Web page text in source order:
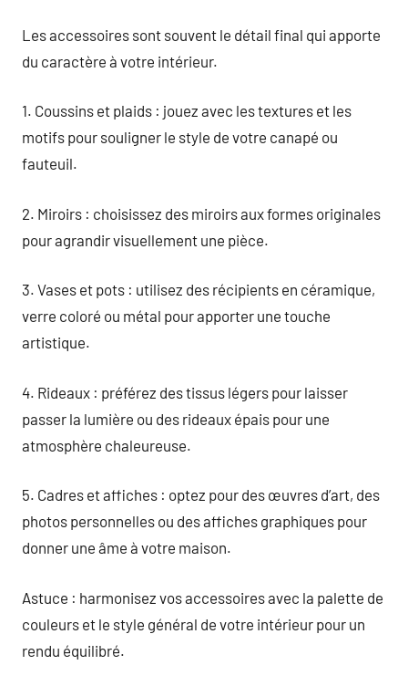
Les accessoires sont souvent le détail final qui apporte
du caractère à votre intérieur.
1. Coussins et plaids : jouez avec les textures et les
motifs pour souligner le style de votre canapé ou
fauteuil.
2. Miroirs : choisissez des miroirs aux formes originales
pour agrandir visuellement une pièce.
3. Vases et pots : utilisez des récipients en céramique,
verre coloré ou métal pour apporter une touche
artistique.
4. Rideaux : préférez des tissus légers pour laisser
passer la lumière ou des rideaux épais pour une
atmosphère chaleureuse.
5. Cadres et affiches : optez pour des œuvres d’art, des
photos personnelles ou des affiches graphiques pour
donner une âme à votre maison.
Astuce : harmonisez vos accessoires avec la palette de
couleurs et le style général de votre intérieur pour un
rendu équilibré.